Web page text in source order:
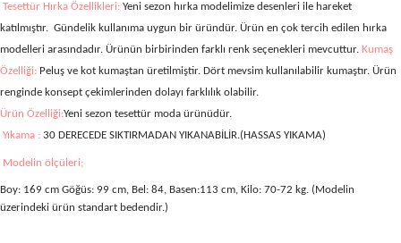
Tesettür Hırka Özellikleri: Yeni sezon hırka modelimize desenleri ile hareket
katılmıştır. Gündelik kullanıma uygun bir üründür. Ürün en çok tercih edilen hırka
modelleri arasındadır. Ürünün birbirinden farklı renk seçenekleri mevcuttur. Kumaş
Özelliği: Peluş ve kot kumaştan üretilmiştir. Dört mevsim kullanılabilir kumaştır. Ürün
renginde konsept çekimlerinden dolayı farklılık olabilir.
Ürün Özelliği:Yeni sezon tesettür moda ürünüdür.
Yıkama : 30 DERECEDE SIKTIRMADAN YIKANABİLİR.(HASSAS YIKAMA)
Modelin ölçüleri;
Boy: 169 cm Göğüs: 99 cm, Bel: 84, Basen:113 cm, Kilo: 70-72 kg. (Modelin
üzerindeki ürün standart bedendir.)